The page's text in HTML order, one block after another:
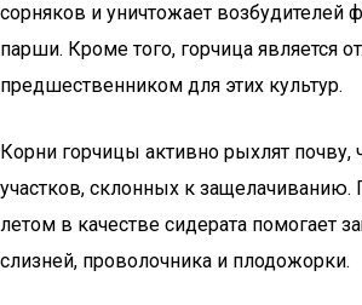
сорняков и уничтожает возбудителей
парши. Кроме того, горчица является
предшественником для этих культур.
Корни горчицы активно рыхлят почву,
участков, склонных к защелачиванию.
летом в качестве сидерата помогает
слизней, проволочника и плодожорки.